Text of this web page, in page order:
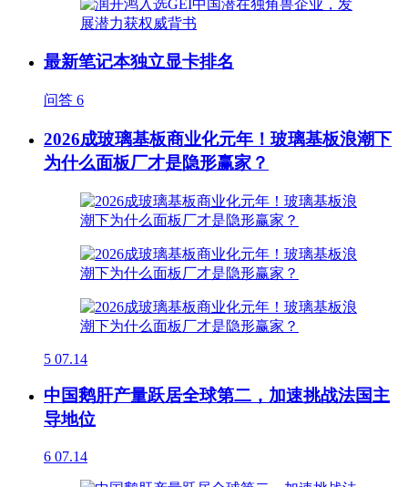
最新笔记本独立显卡排名
问答 6
2026成玻璃基板商业化元年！玻璃基板浪潮下
为什么面板厂才是隐形赢家？
5 07.14
中国鹅肝产量跃居全球第二，加速挑战法国主
导地位
6 07.14